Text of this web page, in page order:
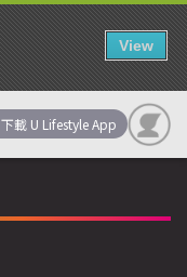
下載 U Lifestyle App
View